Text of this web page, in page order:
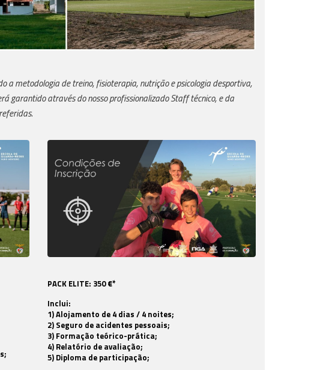
a metodologia de treino, fisioterapia, nutrição e psicologia desportiva,
garantido através do nosso profissionalizado Staff técnico, e da
PACK ELITE: 350 €*
Inclui:
1) Alojamento de 4 dias / 4 noites;
2) Seguro de acidentes pessoais;
3) Formação teórico-prática;
4) Relatório de avaliação;
5) Diploma de participação;